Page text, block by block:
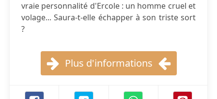
vraie personnalité d'Ercole : un homme cruel et
volage... Saura-t-elle échapper à son triste sort
?
Plus d'informations